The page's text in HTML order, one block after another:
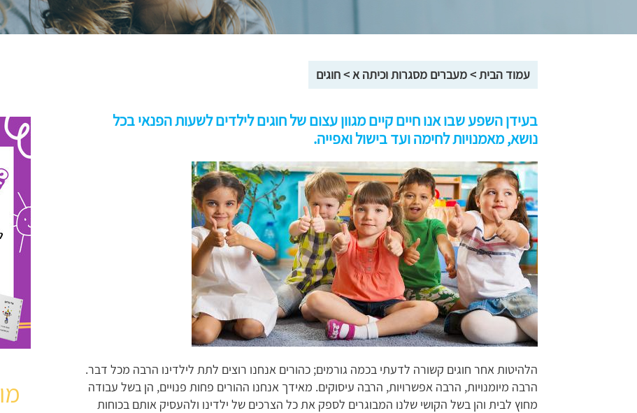
עמוד הבית>מעברים מסגרות וכיתה א>חוגים
בעידן השפע שבו אנו חיים קיים מגוון עצום של חוגים לילדים לשעות הפנאי בכל
נושא, מאמנויות לחימה ועד בישול ואפייה.
הלהיטות אחר חוגים קשורה לדעתי בכמה גורמים; כהורים אנחנו רוצים לתת לילדינו הרבה מכל דבר.
הרבה מיומנויות, הרבה אפשרויות, הרבה עיסוקים. מאידך אנחנו ההורים פחות פנויים, הן בשל עבודה
מחוץ לבית והן בשל הקושי שלנו המבוגרים לספק את כל הצרכים של ילדינו ולהעסיק אותם בכוחות